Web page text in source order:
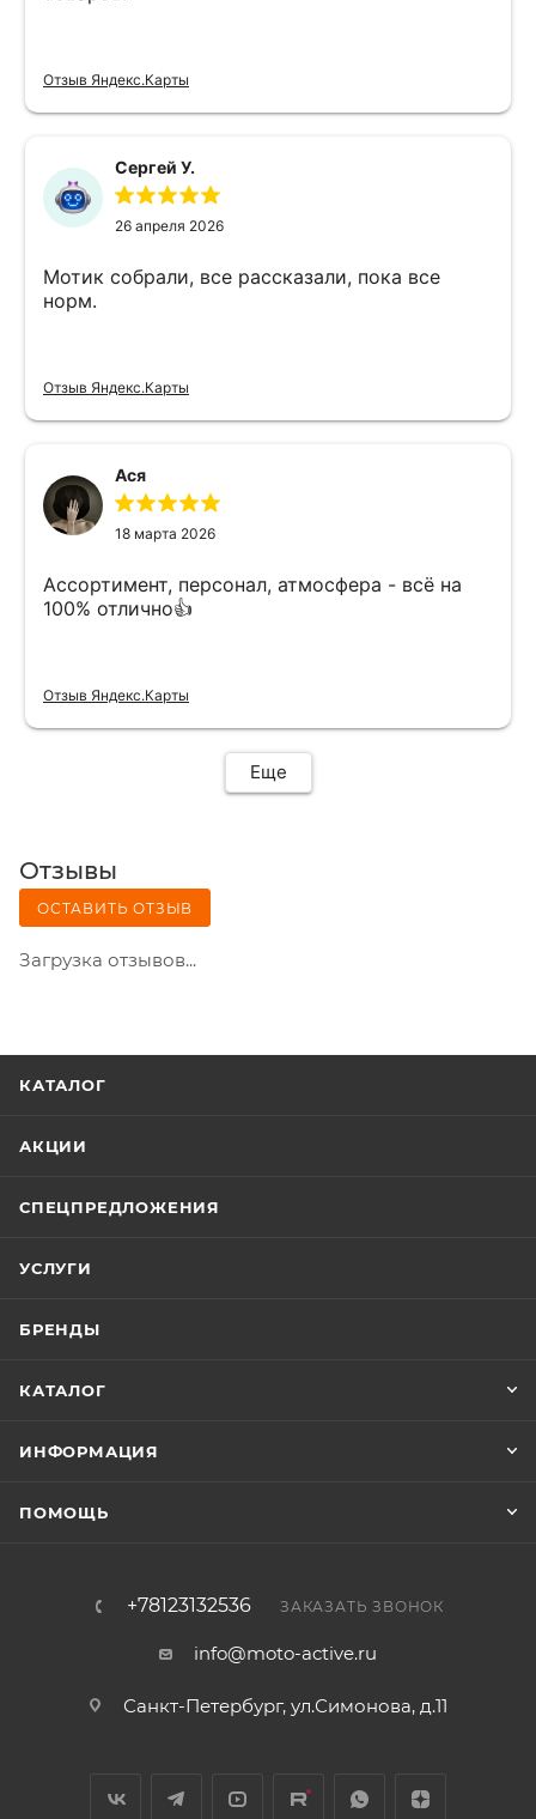
Отзыв Яндекс.Карты
Сергей У.
26 апреля 2026
Мотик собрали, все рассказали, пока все
норм.
Отзыв Яндекс.Карты
Ася
18 марта 2026
Ассортимент, персонал, атмосфера - всё на
100% отлично👍
Отзыв Яндекс.Карты
Еще
Отзывы
ОСТАВИТЬ ОТЗЫВ
Загрузка отзывов...
КАТАЛОГ
АКЦИИ
СПЕЦПРЕДЛОЖЕНИЯ
УСЛУГИ
БРЕНДЫ
КАТАЛОГ
ИНФОРМАЦИЯ
ПОМОЩЬ
+78123132536 ЗАКАЗАТЬ ЗВОНОК
info@moto-active.ru
Санкт-Петербург, ул.Симонова, д.11